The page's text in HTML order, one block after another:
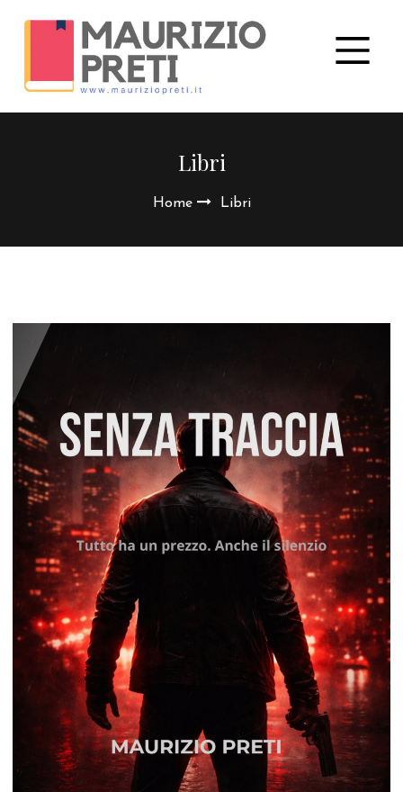
Libri
Home Libri